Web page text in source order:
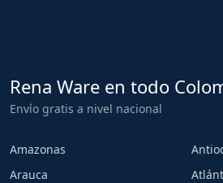
Rena Ware en todo
Envío gratis a nivel nacional
Amazonas
Arauca